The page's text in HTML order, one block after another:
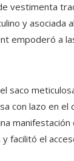
vestimenta
y asociada
empoderó a
saco
con lazo en el
manifestación
facilitó el